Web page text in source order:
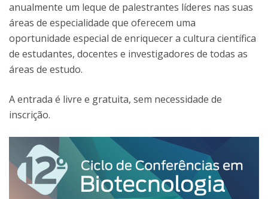
anualmente um leque de palestrantes líderes nas suas
áreas de especialidade que oferecem uma
oportunidade especial de enriquecer a cultura científica
de estudantes, docentes e investigadores de todas as
áreas de estudo.
A entrada é livre e gratuita, sem necessidade de
inscrição.